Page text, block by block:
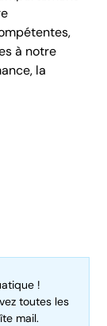
à notre
la
!
toutes les
mail.